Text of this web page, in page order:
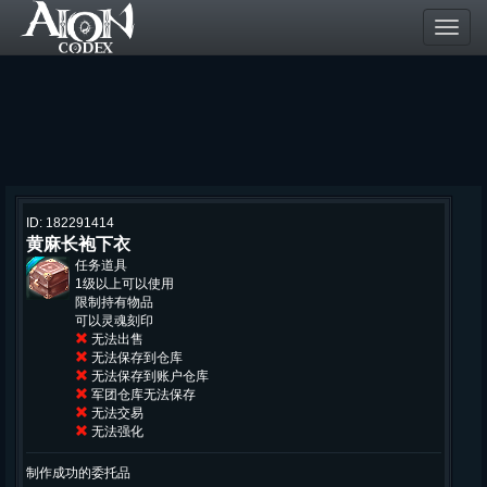
ID: 182291414
黄麻长袍下衣
任务道具
1级以上可以使用
限制持有物品
可以灵魂刻印
无法出售
无法保存到仓库
无法保存到账户仓库
军团仓库无法保存
无法交易
无法强化
制作成功的委托品